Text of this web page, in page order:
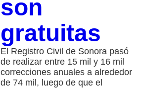
son
gratuitas
El Registro Civil de Sonora pasó
de realizar entre 15 mil y 16 mil
correcciones anuales a alrededor
de 74 mil, luego de que el